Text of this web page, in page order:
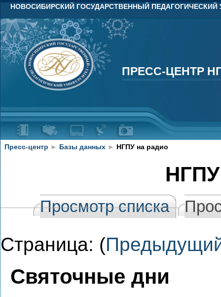
НОВОСИБИРСКИЙ ГОСУДАРСТВЕННЫЙ ПЕДАГОГИЧЕСКИЙ
ПРЕСС-ЦЕНТР
ПРЕСС-ЦЕНТР
Пресс-центр ► Базы данных ► НГПУ на радио
Просмотр списка
Страница: (
Святочные дни